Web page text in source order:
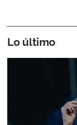
Lo último